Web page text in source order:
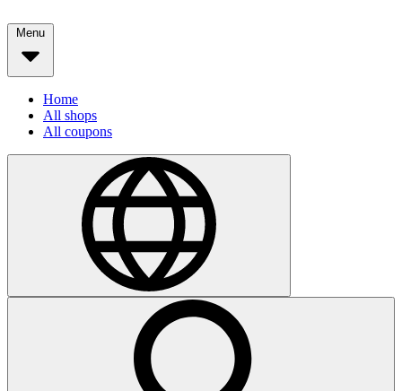
Menu
Home
All shops
All coupons